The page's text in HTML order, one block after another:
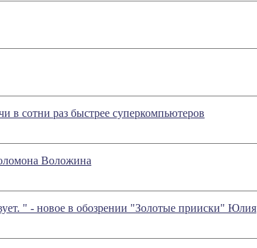
в сотни раз быстрее суперкомпьютеров
Воложина
" - новое в обозрении "Золотые прииски" Юлия